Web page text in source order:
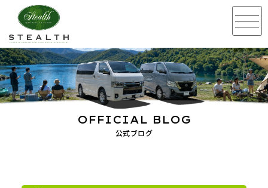
公式ブログ
OFFICIAL BLOG